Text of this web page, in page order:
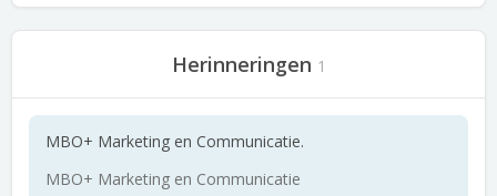
Herinneringen 1
MBO+ Marketing en Communicatie.
MBO+ Marketing en Communicatie